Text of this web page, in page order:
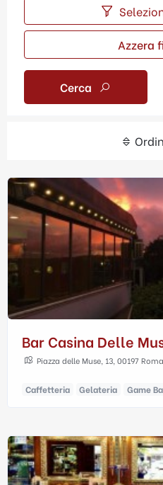
Azzera
Cerca
Bar Casina Delle
Piazza delle Muse, 13, 00197
Caffetteria Gelateria Game